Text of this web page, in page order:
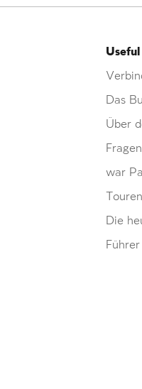
Useful
Das
Über
war
Touren
Die
Führer